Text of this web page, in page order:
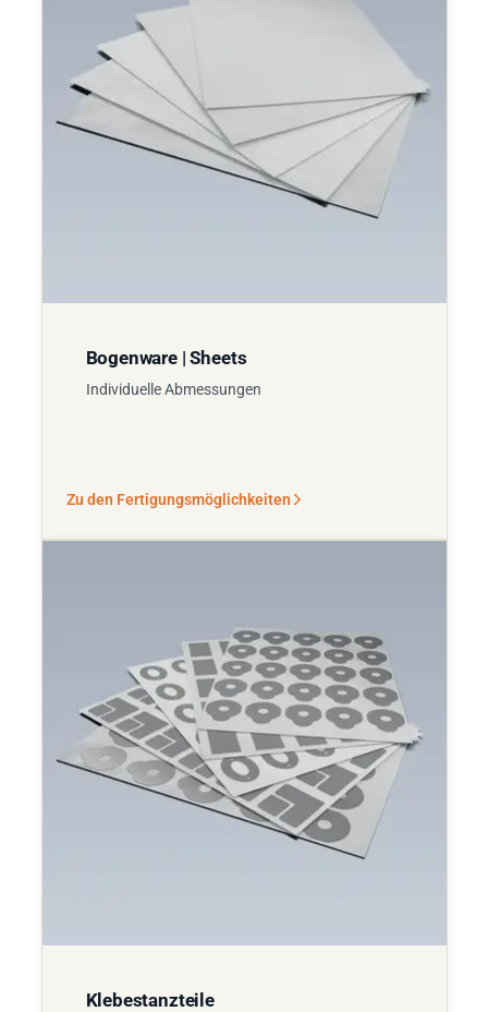
Bogenware | Sheets
Individuelle Abmessungen
Zu den Fertigungsmöglichkeiten
Klebestanzteile